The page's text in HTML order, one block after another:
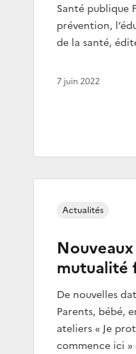
Santé publique
prévention,
de la santé,
7 juin 2022
mutualité
De nouvelles
Parents, bébé,
ateliers « Je
commence ici »
Actualités